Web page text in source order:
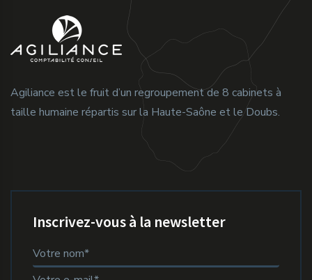
Agiliance est le fruit d’un regroupement de 8 cabinets à
taille humaine répartis sur la Haute-Saône et le Doubs.
Inscrivez-vous à la newsletter